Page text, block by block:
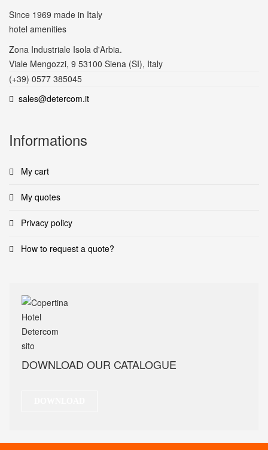
Since 1969 made in Italy
hotel amenities
Zona Industriale Isola d'Arbia.
Viale Mengozzi, 9 53100 Siena (SI), Italy
(+39) 0577 385045
sales@detercom.it
Informations
My cart
My quotes
Privacy policy
How to request a quote?
DOWNLOAD OUR CATALOGUE